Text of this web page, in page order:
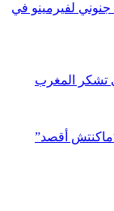
جنوني لفيرمينو في
تشكر المغرب
أقصد”